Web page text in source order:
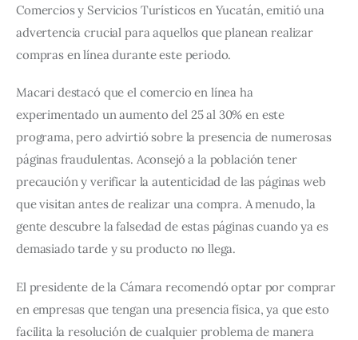
Comercios y Servicios Turísticos en Yucatán, emitió una
advertencia crucial para aquellos que planean realizar
compras en línea durante este periodo.
Macari destacó que el comercio en línea ha
experimentado un aumento del 25 al 30% en este
programa, pero advirtió sobre la presencia de numerosas
páginas fraudulentas. Aconsejó a la población tener
precaución y verificar la autenticidad de las páginas web
que visitan antes de realizar una compra. A menudo, la
gente descubre la falsedad de estas páginas cuando ya es
demasiado tarde y su producto no llega.
El presidente de la Cámara recomendó optar por comprar
en empresas que tengan una presencia física, ya que esto
facilita la resolución de cualquier problema de manera